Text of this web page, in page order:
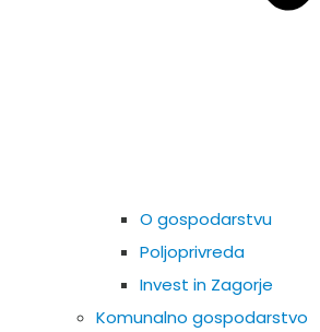
O gospodarstvu
Poljoprivreda
Invest in Zagorje
Komunalno gospodarstvo